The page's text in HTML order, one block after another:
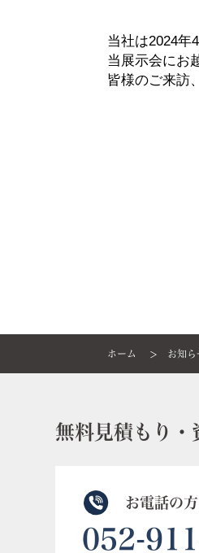
当社は2024年
当展示会にお
皆様のご来訪
ホーム お知ら
無料見積もり・
お電話の
052-